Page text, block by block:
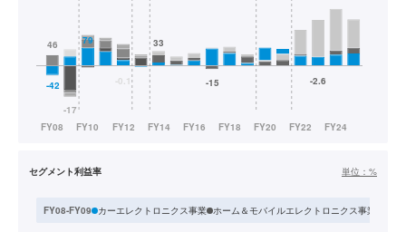
セグメント利益率 単位： %
FY08-FY09 カーエレクトロニクス事業 ホーム＆モバイルエレクトロニクス事業